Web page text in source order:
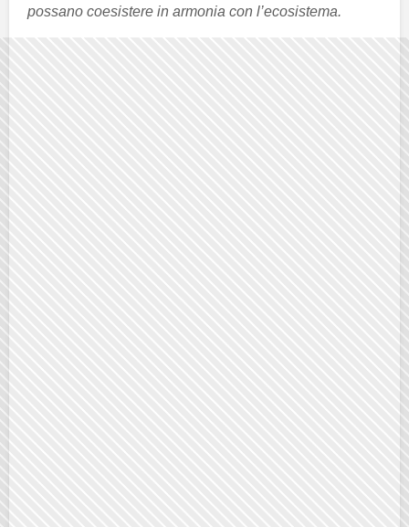
possano coesistere in armonia con l’ecosistema.